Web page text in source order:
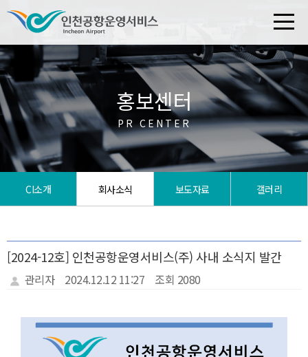
CI소개 회사소식 보도자료 갤러리
홍보센터
PR CENTER
[2024-12호] 인천공항운영서비스(주) 사내 소식지 발간
관리자 2024.12.12 11:27 조회 2080